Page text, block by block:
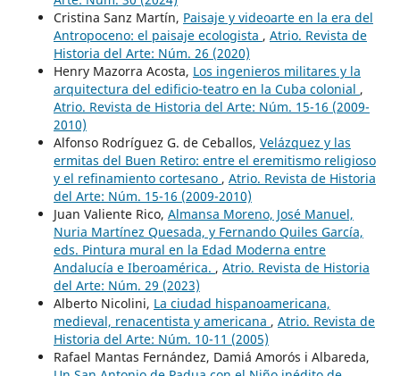
Cristina Sanz Martín, Paisaje y videoarte en la era del
Antropoceno: el paisaje ecologista , Atrio. Revista de
Historia del Arte: Núm. 26 (2020)
Henry Mazorra Acosta, Los ingenieros militares y la
arquitectura del edificio-teatro en la Cuba colonial ,
Atrio. Revista de Historia del Arte: Núm. 15-16 (2009-
2010)
Alfonso Rodríguez G. de Ceballos, Velázquez y las
ermitas del Buen Retiro: entre el eremitismo religioso
y el refinamiento cortesano , Atrio. Revista de Historia
del Arte: Núm. 15-16 (2009-2010)
Juan Valiente Rico, Almansa Moreno, José Manuel,
Nuria Martínez Quesada, y Fernando Quiles García,
eds. Pintura mural en la Edad Moderna entre
Andalucía e Iberoamérica. , Atrio. Revista de Historia
del Arte: Núm. 29 (2023)
Alberto Nicolini, La ciudad hispanoamericana,
medieval, renacentista y americana , Atrio. Revista de
Historia del Arte: Núm. 10-11 (2005)
Rafael Mantas Fernández, Damiá Amorós i Albareda,